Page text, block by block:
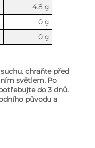
4.8 g
0 g
0 g
chraňte před
světlem. Po
do 3 dnů.
původu a